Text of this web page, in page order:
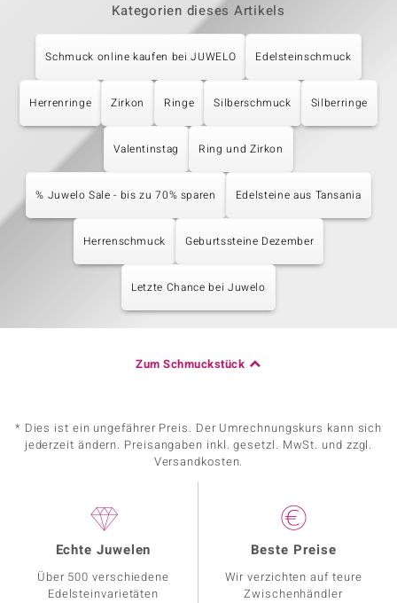
Kategorien dieses Artikels
Schmuck online kaufen bei JUWELO Edelsteinschmuck
Herrenringe Zirkon Ringe Silberschmuck Silberringe
Valentinstag Ring und Zirkon
% Juwelo Sale - bis zu 70% sparen Edelsteine aus Tansania
Herrenschmuck Geburtssteine Dezember
Letzte Chance bei Juwelo
Zum Schmuckstück
* Dies ist ein ungefährer Preis. Der Umrechnungskurs kann sich
jederzeit ändern. Preisangaben inkl. gesetzl. MwSt. und zzgl.
Versandkosten.
Echte Juwelen
Über 500 verschiedene
Edelsteinvarietäten
Beste Preise
Wir verzichten auf teure
Zwischenhändler